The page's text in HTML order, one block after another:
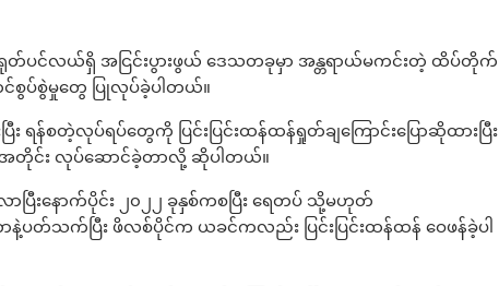
လယ်ရှိ အငြင်းပွားဖွယ် ဒေသတခုမှာ အန္တရာယ်မကင်းတဲ့ ထိပ်တိုက်
တင်စွပ်စွဲမှုတွေ ပြုလုပ်ခဲ့ပါတယ်။
န်စတဲ့လုပ်ရပ်တွေကို ပြင်းပြင်းထန်ထန်ရှုတ်ချကြောင်းပြောဆိုထားပြီး
တိုင်း လုပ်ဆောင်ခဲ့တာလို့ ဆိုပါတယ်။
ြီးနောက်ပိုင်း ၂၀၂၂ ခုနှစ်ကစပြီး ရေတပ် သို့မဟုတ်
ပတ်သက်ပြီး ဖိလစ်ပိုင်က ယခင်ကလည်း ပြင်းပြင်းထန်ထန် ဝေဖန်ခဲ့ပါ